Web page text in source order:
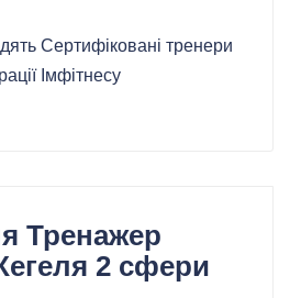
Сертифіковані тренери
Імфітнесу
Тренажер
2 сфери